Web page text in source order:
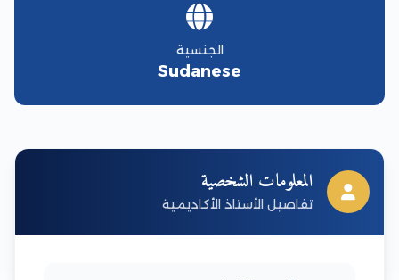
الجنسية
Sudanese
المعلومات الشخصية
تفاصيل الأستاذ الأكاديمية